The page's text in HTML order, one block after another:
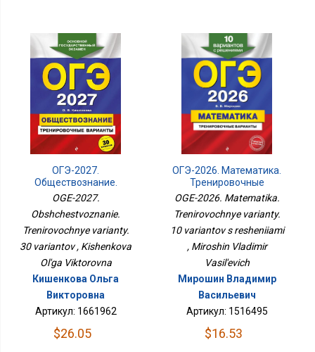
ОГЭ-2027.
Обществознание.
Тренировочные
OGE-2027.
Obshchestvoznanie.
Trenirovochnye varianty.
30 variantov , Kishenkova
Ol'ga Viktorovna
Кишенкова Ольга
Викторовна
Артикул: 1661962
$26.05
ОГЭ-2026. Математика.
Тренировочные
Варианты. 10 Вариантов
OGE-2026. Matematika.
Trenirovochnye varianty.
10 variantov s resheniiami
, Miroshin Vladimir
Vasil'evich
Мирошин Владимир
Васильевич
Артикул: 1516495
$16.53